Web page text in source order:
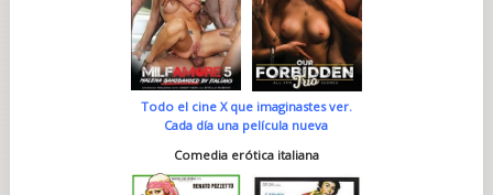
Todo el cine X que imaginastes ver.
Cada día una película nueva
Comedia erótica italiana